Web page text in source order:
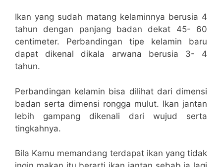
Ikan yang sudah matang kelaminnya berusia 4
tahun dengan panjang badan dekat 45- 60
centimeter. Perbandingan tipe kelamin baru
dapat dikenal dikala arwana berusia 3- 4
tahun.
Perbandingan kelamin bisa dilihat dari dimensi
badan serta dimensi rongga mulut. Ikan jantan
lebih gampang dikenali dari wujud serta
tingkahnya.
Bila Kamu memandang terdapat ikan yang tidak